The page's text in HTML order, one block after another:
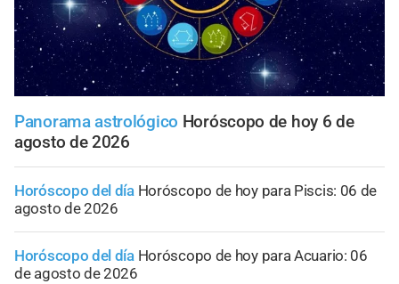
Panorama astrológico Horóscopo de hoy 6 de
agosto de 2026
Horóscopo del día Horóscopo de hoy para Piscis: 06 de
agosto de 2026
Horóscopo del día Horóscopo de hoy para Acuario: 06
de agosto de 2026